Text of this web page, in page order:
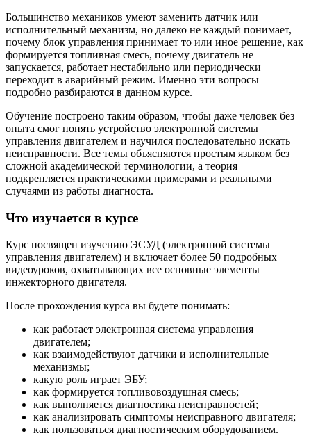
Большинство механиков умеют заменить датчик или
исполнительный механизм, но далеко не каждый понимает,
почему блок управления принимает то или иное решение, как
формируется топливная смесь, почему двигатель не
запускается, работает нестабильно или периодически
переходит в аварийный режим. Именно эти вопросы
подробно разбираются в данном курсе.
Обучение построено таким образом, чтобы даже человек без
опыта смог понять устройство электронной системы
управления двигателем и научился последовательно искать
неисправности. Все темы объясняются простым языком без
сложной академической терминологии, а теория
подкрепляется практическими примерами и реальными
случаями из работы диагноста.
Что изучается в курсе
Курс посвящен изучению ЭСУД (электронной системы
управления двигателем) и включает более 50 подробных
видеоуроков, охватывающих все основные элементы
инжекторного двигателя.
После прохождения курса вы будете понимать:
как работает электронная система управления
двигателем;
как взаимодействуют датчики и исполнительные
механизмы;
какую роль играет ЭБУ;
как формируется топливовоздушная смесь;
как выполняется диагностика неисправностей;
как анализировать симптомы неисправного двигателя;
как пользоваться диагностическим оборудованием.